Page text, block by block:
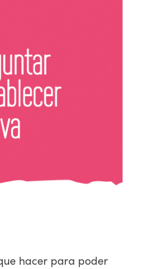
hacer para poder